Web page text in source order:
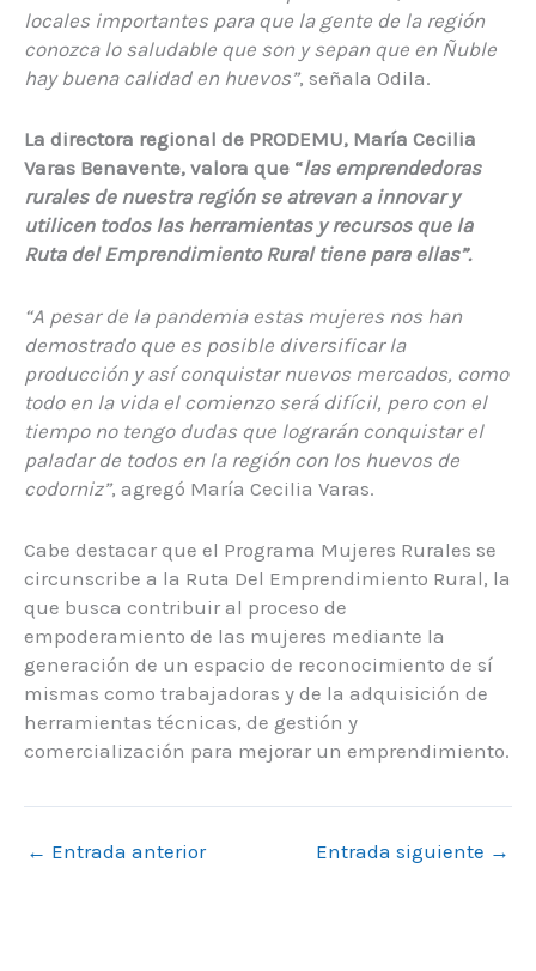
locales importantes para que la gente de la región
conozca lo saludable que son y sepan que en Ñuble
hay buena calidad en huevos”, señala Odila.
La directora regional de PRODEMU, María Cecilia
Varas Benavente, valora que “las emprendedoras
rurales de nuestra región se atrevan a innovar y
utilicen todos las herramientas y recursos que la
Ruta del Emprendimiento Rural tiene para ellas”.
“A pesar de la pandemia estas mujeres nos han
demostrado que es posible diversificar la
producción y así conquistar nuevos mercados, como
todo en la vida el comienzo será difícil, pero con el
tiempo no tengo dudas que lograrán conquistar el
paladar de todos en la región con los huevos de
codorniz”, agregó María Cecilia Varas.
Cabe destacar que el Programa Mujeres Rurales se
circunscribe a la Ruta Del Emprendimiento Rural, la
que busca contribuir al proceso de
empoderamiento de las mujeres mediante la
generación de un espacio de reconocimiento de sí
mismas como trabajadoras y de la adquisición de
herramientas técnicas, de gestión y
comercialización para mejorar un emprendimiento.
← Entrada anterior Entrada siguiente →